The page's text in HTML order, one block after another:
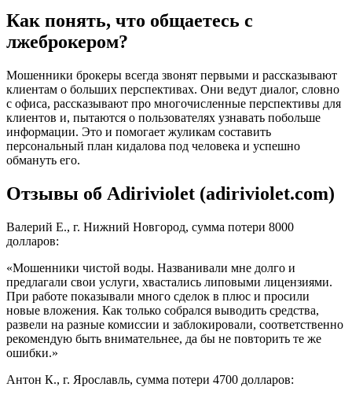
Как понять, что общаетесь с
лжеброкером?
Мошенники брокеры всегда звонят первыми и рассказывают
клиентам о больших перспективах. Они ведут диалог, словно
с офиса, рассказывают про многочисленные перспективы для
клиентов и, пытаются о пользователях узнавать побольше
информации. Это и помогает жуликам составить
персональный план кидалова под человека и успешно
обмануть его.
Отзывы об Adiriviolet (adiriviolet.com)
Валерий Е., г. Нижний Новгород, сумма потери 8000
долларов:
«Мошенники чистой воды. Названивали мне долго и
предлагали свои услуги, хвастались липовыми лицензиями.
При работе показывали много сделок в плюс и просили
новые вложения. Как только собрался выводить средства,
развели на разные комиссии и заблокировали, соответственно
рекомендую быть внимательнее, да бы не повторить те же
ошибки.»
Антон К., г. Ярославль, сумма потери 4700 долларов: